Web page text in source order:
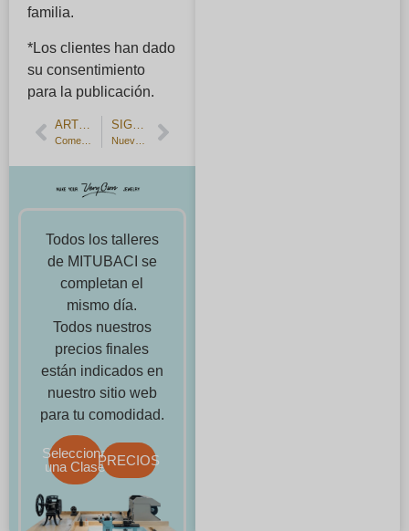
familia.
*Los clientes han dado
su consentimiento
para la publicación.
ARTÍCULO ANTERIOR SIGUIENTE ARTÍCULO
Todos los talleres
de MITUBACI se
completan el
mismo día.
Todos nuestros
precios finales
están indicados en
nuestro sitio web
para tu comodidad.
Selecciona
una ClasePRECIOS